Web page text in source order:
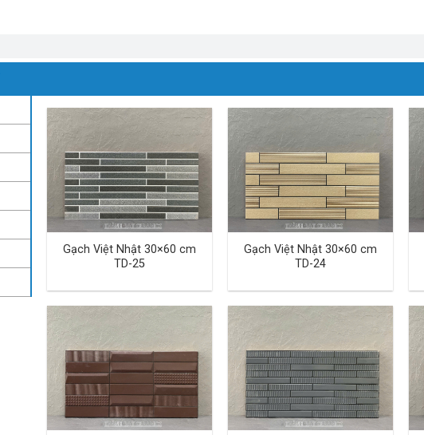
Gạch Việt Nhật 30×60 cm
TD-25
Gạch Việt Nhật 30×60 cm
TD-24